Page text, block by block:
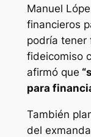
Manuel
financieros
podría tener
fideicomiso
afirmó que
para
También
del